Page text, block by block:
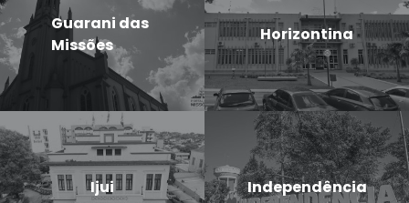
Guarani das
Missões
Horizontina
Ijui Independência